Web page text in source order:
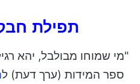
תפילת
"מי שמוחו מבולבל, יהא
ספר המידות (ערך דעת) ל